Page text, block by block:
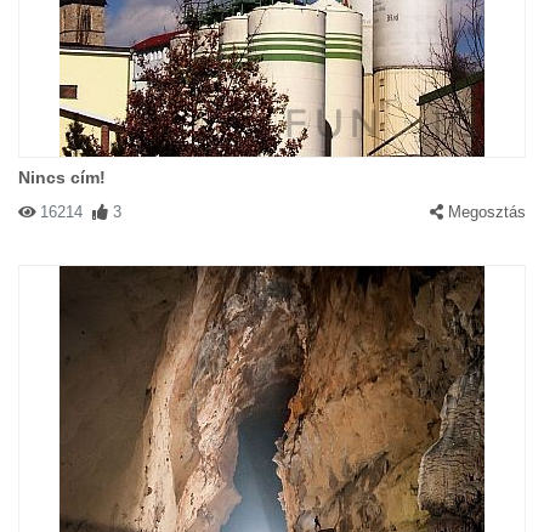
Nincs cím!
16214 3 Megosztás